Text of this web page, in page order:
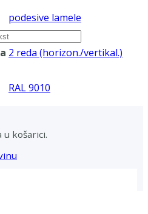
u košarici.
podesive lamele
2 reda (horizon./vertikal.)
RAL 9010